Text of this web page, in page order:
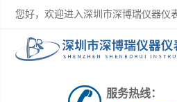
您好，欢迎进入深圳市深博瑞仪器仪
服务热线：